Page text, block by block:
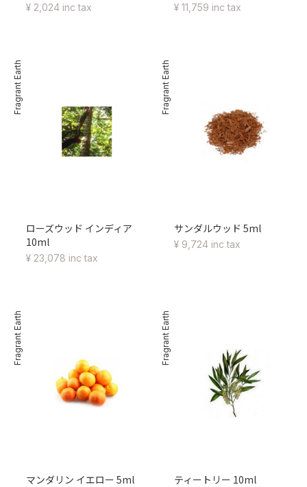
¥ 2,024 inc tax ¥ 11,759 inc tax
Fragrant Earth
ローズウッド インディア
10ml
¥ 23,078 inc tax
Fragrant Earth
サンダルウッド 5ml
¥ 9,724 inc tax
Fragrant Earth
マンダリン イエロー 5ml
Fragrant Earth
ティートリー 10ml